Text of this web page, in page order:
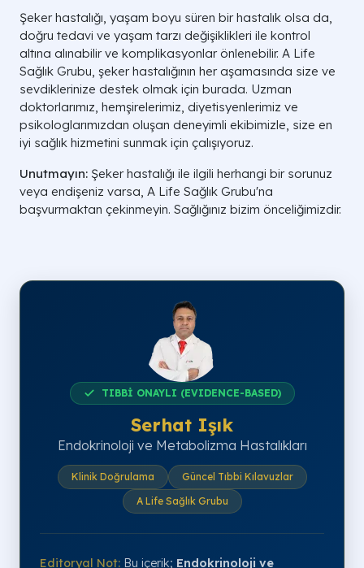
Şeker hastalığı, yaşam boyu süren bir hastalık olsa da,
doğru tedavi ve yaşam tarzı değişiklikleri ile kontrol
altına alınabilir ve komplikasyonlar önlenebilir. A Life
Sağlık Grubu, şeker hastalığının her aşamasında size ve
sevdiklerinize destek olmak için burada. Uzman
doktorlarımız, hemşirelerimiz, diyetisyenlerimiz ve
psikologlarımızdan oluşan deneyimli ekibimizle, size en
iyi sağlık hizmetini sunmak için çalışıyoruz.
Unutmayın: Şeker hastalığı ile ilgili herhangi bir sorunuz
veya endişeniz varsa, A Life Sağlık Grubu'na
başvurmaktan çekinmeyin. Sağlığınız bizim önceliğimizdir.
TIBBİ ONAYLI (EVIDENCE-BASED)
Serhat Işık
Endokrinoloji ve Metabolizma Hastalıkları
Klinik Doğrulama
Güncel Tıbbi Kılavuzlar
A Life Sağlık Grubu
Editoryal Not: Bu içerik; Endokrinoloji ve